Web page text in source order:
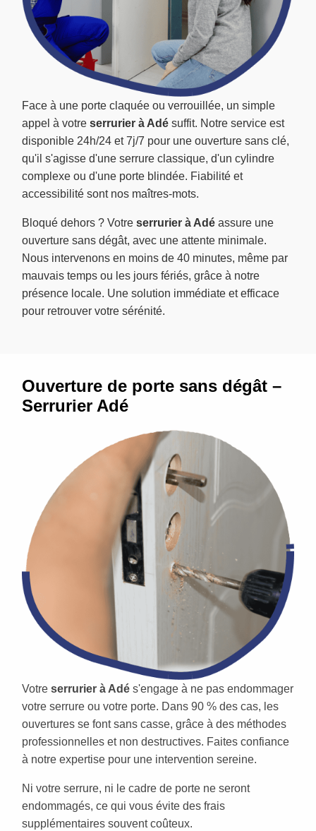
Face à une porte claquée ou verrouillée, un simple
appel à votre serrurier à Adé suffit. Notre service est
disponible 24h/24 et 7j/7 pour une ouverture sans clé,
qu'il s'agisse d'une serrure classique, d'un cylindre
complexe ou d'une porte blindée. Fiabilité et
accessibilité sont nos maîtres-mots.
Bloqué dehors ? Votre serrurier à Adé assure une
ouverture sans dégât, avec une attente minimale.
Nous intervenons en moins de 40 minutes, même par
mauvais temps ou les jours fériés, grâce à notre
présence locale. Une solution immédiate et efficace
pour retrouver votre sérénité.
Ouverture de porte sans dégât –
Serrurier Adé
Votre serrurier à Adé s'engage à ne pas endommager
votre serrure ou votre porte. Dans 90 % des cas, les
ouvertures se font sans casse, grâce à des méthodes
professionnelles et non destructives. Faites confiance
à notre expertise pour une intervention sereine.
Ni votre serrure, ni le cadre de porte ne seront
endommagés, ce qui vous évite des frais
supplémentaires souvent coûteux.